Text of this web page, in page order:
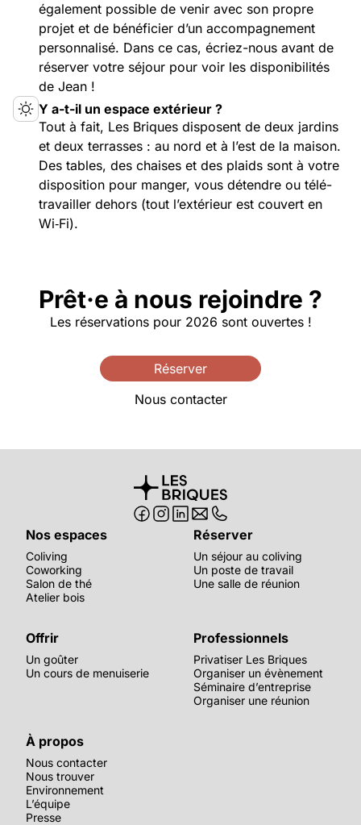
également possible de venir avec son propre
projet et de bénéficier d’un accompagnement
personnalisé. Dans ce cas, écriez-nous avant de
réserver votre séjour pour voir les disponibilités
de Jean !
Y a-t-il un espace extérieur ?
Tout à fait, Les Briques disposent de deux jardins
et deux terrasses : au nord et à l’est de la maison.
Des tables, des chaises et des plaids sont à votre
disposition pour manger, vous détendre ou télé-
travailler dehors (tout l’extérieur est couvert en
Wi‑Fi).
Prêt·e à nous rejoindre ?
Les réservations pour 2026 sont ouvertes !
Réserver
Nous contacter
Nos espaces
Coliving
Coworking
Salon de thé
Atelier bois
Réserver
Un séjour au coliving
Un poste de travail
Une salle de réunion
Offrir
Un goûter
Un cours de menuiserie
Professionnels
Privatiser Les Briques
Organiser un évènement
Séminaire d’entreprise
Organiser une réunion
À propos
Nous contacter
Nous trouver
Environnement
L’équipe
Presse